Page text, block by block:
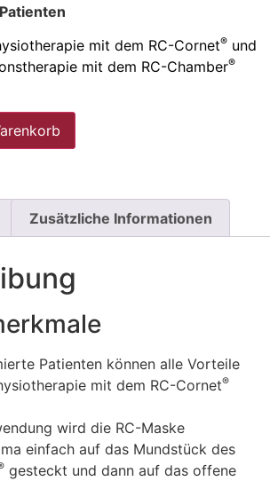
mit dem RC-Cornet® und
mit dem RC-Chamber®
Zusätzliche Informationen
Patienten können alle Vorteile
mit dem RC-Cornet®
wird die RC-Maske
einfach auf das Mundstück des
gesteckt und dann auf das offene